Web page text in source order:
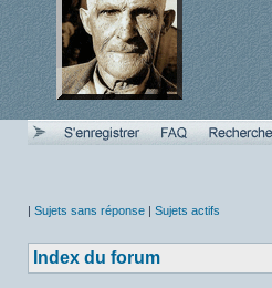
| Sujets sans réponse | Sujets actifs
Index du forum